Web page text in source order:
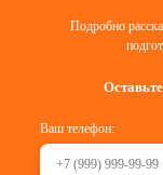
Подробно
Ваш телефон: